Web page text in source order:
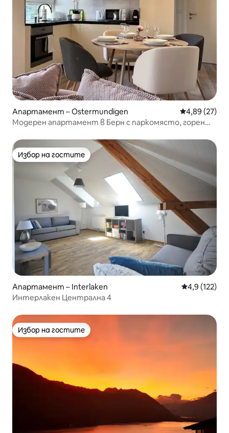
Апартамент – Ostermundigen Средна
4,89 (27)
Модерен апартамент в Берн с паркомясто, горен
Избор на гостите
Избор на гостите
Апартамент – Interlaken Средна
4,9 (122)
Интерлакен Централна 4
Избор на гостите
Избор на гостите